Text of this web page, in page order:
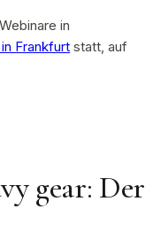
in
Frankfurt statt, auf
gear: Der